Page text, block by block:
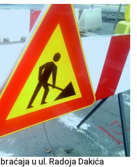
u ul. Radoja Dakića